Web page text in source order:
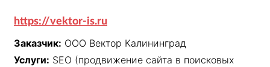
https://vektor-is.ru
Заказчик: ООО Вектор Калининград
Услуги: SEO (продвижение сайта в поисковых